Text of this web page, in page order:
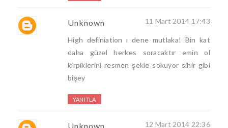
Unknown 11 Mart 2014 17:43
High definiation ı dene mutlaka! Bin kat
daha güzel herkes soracaktır emin ol
kirpiklerini resmen şekle sokuyor sihir gibi
bişey
YANITLA
Unknown 12 Mart 2014 22:36